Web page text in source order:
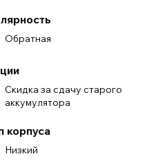
Обратная
Скидка за сдачу старого
аккумулятора
корпуса
Низкий